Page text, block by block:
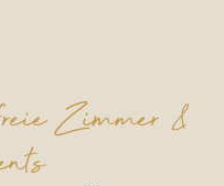
Zimmer &